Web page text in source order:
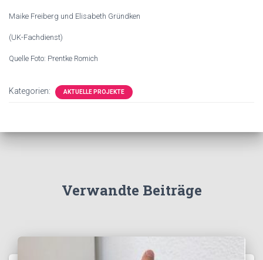
Maike Freiberg und Elisabeth Gründken
(UK-Fachdienst)
Quelle Foto: Prentke Romich
Kategorien: AKTUELLE PROJEKTE
Verwandte Beiträge